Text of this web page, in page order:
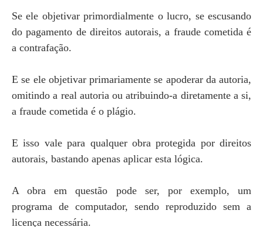
Se ele objetivar primordialmente o lucro, se escusando
do pagamento de direitos autorais, a fraude cometida é
a contrafação.
E se ele objetivar primariamente se apoderar da autoria,
omitindo a real autoria ou atribuindo-a diretamente a si,
a fraude cometida é o plágio.
E isso vale para qualquer obra protegida por direitos
autorais, bastando apenas aplicar esta lógica.
A obra em questão pode ser, por exemplo, um
programa de computador, sendo reproduzido sem a
licença necessária.